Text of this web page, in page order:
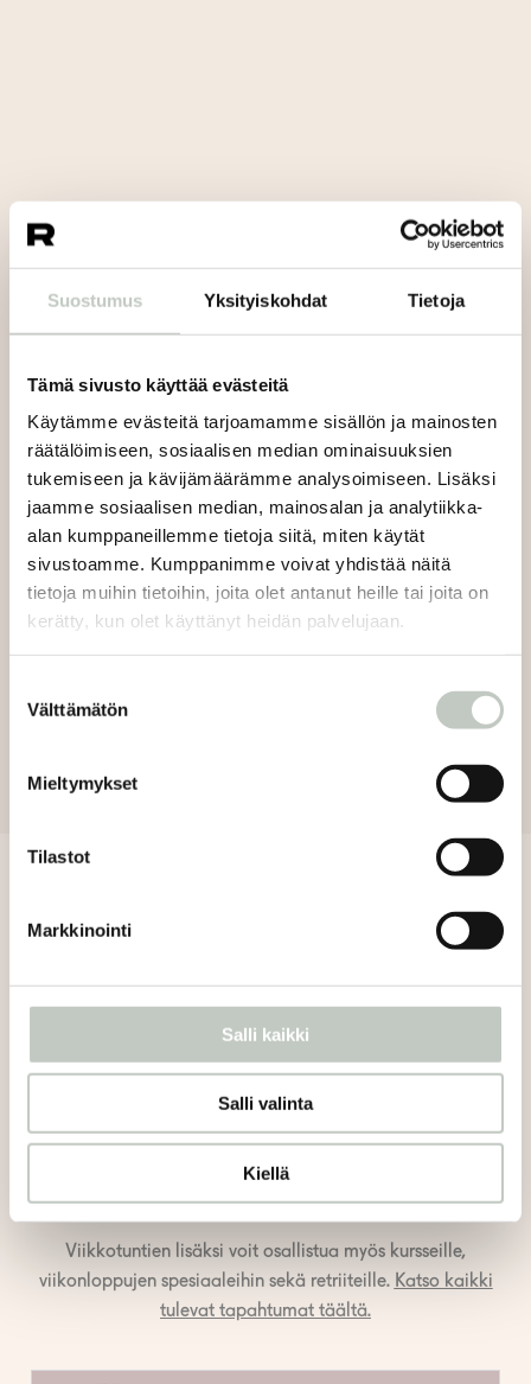
Suostumus Yksityiskohdat Tietoja
Tämä sivusto käyttää evästeitä
Käytämme evästeitä tarjoamamme sisällön ja mainosten
räätälöimiseen, sosiaalisen median ominaisuuksien
tukemiseen ja kävijämäärämme analysoimiseen. Lisäksi
jaamme sosiaalisen median, mainosalan ja analytiikka-
alan kumppaneillemme tietoja siitä, miten käytät
sivustoamme. Kumppanimme voivat yhdistää näitä
tietoja muihin tietoihin, joita olet antanut heille tai joita on
kerätty, kun olet käyttänyt heidän palvelujaan.
valinta
Välttämätön
Mieltymykset
Tilastot
Markkinointi
Salli kaikki
Salli valinta
Kiellä
kevään lukkari
2024 studiokohtaisesti. Olemme täydessä
lukujärjestyksessä viikolla 2. Huomaathan ystävällisesti,
että pidätämme oikeuden muutoksiin tuntien opettajissa
esimerkiksi sairastapauksissa.
Viikkotuntien lisäksi voit osallistua myös kursseille,
viikonloppujen spesiaaleihin sekä retriiteille. Katso kaikki
tulevat tapahtumat täältä.